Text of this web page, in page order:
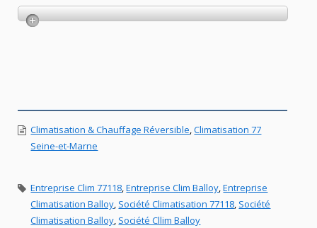
Climatisation & Chauffage Réversible,Climatisation 77
Seine-et-Marne
Entreprise Clim 77118,Entreprise Clim Balloy,Entreprise
Climatisation Balloy, Société Climatisation 77118, Société
Climatisation Balloy, Société Cllim Balloy